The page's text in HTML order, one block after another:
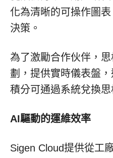
化為清晰的可操作圖
決策。
為了激勵合作伙伴，
劃，提供實時儀表盤
積分可通過系統兌換思
AI驅動的運維效率
Sigen Cloud提供從工